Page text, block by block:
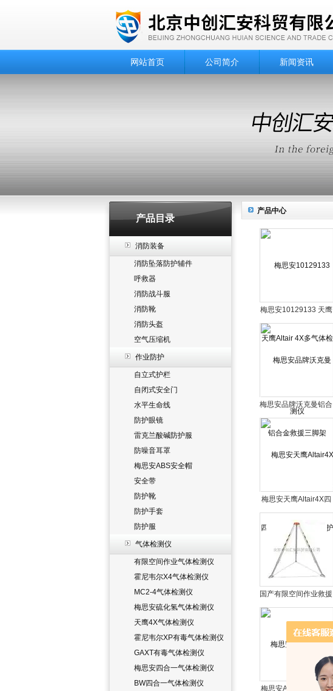
网站首页 公司简介 新闻资讯
产品目录
消防装备
消防坠落防护辅件
呼救器
消防战斗服
消防靴
消防头盔
空气压缩机
作业防护
自立式护栏
自闭式安全门
水平生命线
防护眼镜
雷克兰酸碱防护服
防噪音耳罩
梅思安ABS安全帽
安全带
防护靴
防护手套
防护服
气体检测仪
有限空间作业气体检测仪
霍尼韦尔X4气体检测仪
MC2-4气体检测仪
梅思安硫化氢气体检测仪
天鹰4X气体检测仪
霍尼韦尔XP有毒气体检测仪
GAXT有毒气体检测仪
梅思安四合一气体检测仪
BW四合一气体检测仪
产品中心
梅思安10129133 天鹰
Altair 4X多气体检测仪
梅思安品牌沃克曼铝合
金救援三脚架
梅思安天鹰Altair4X四
合一气体检测仪维护
国产有限空间作业救援
三脚架价格
梅思安AX2100正压空